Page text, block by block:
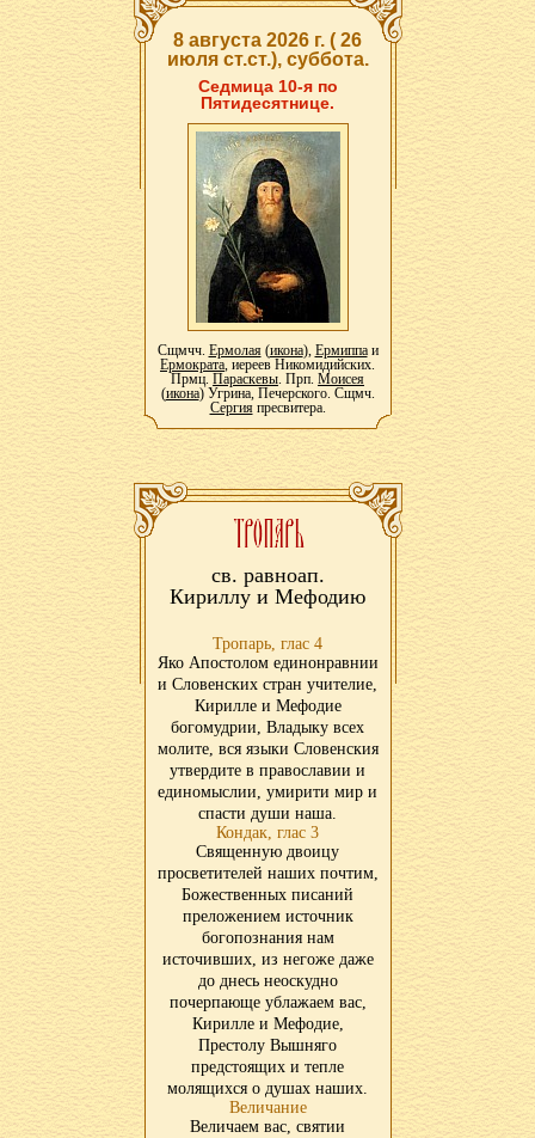
8 августа 2026 г. ( 26
июля ст.ст.), суббота.
Седмица 10-я по
Пятидесятнице.
Сщмчч. Ермолая(икона), Ермиппаи
Ермократа, иереев Никомидийских.
Прмц. Параскевы. Прп. Моисея
(икона) Угрина, Печерского. Сщмч.
Сергияпресвитера.
св. равноап.
Кириллу и Мефодию
Тропарь, глас 4
Яко Апостолом единонравнии
и Словенских стран учителие,
Кирилле и Мефодие
богомудрии, Владыку всех
молите, вся языки Словенския
утвердите в православии и
единомыслии, умирити мир и
спасти души наша.
Кондак, глас 3
Священную двоицу
просветителей наших почтим,
Божественных писаний
преложением источник
богопознания нам
источивших, из негоже даже
до днесь неоскудно
почерпающе ублажаем вас,
Кирилле и Мефодие,
Престолу Вышняго
предстоящих и тепле
молящихся о душах наших.
Величание
Величаем вас, святии